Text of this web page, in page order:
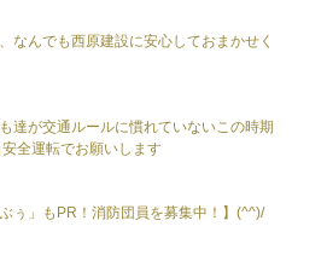
なんでも西原建設に安心しておまかせく
達が交通ルールに慣れていないこの時期
全運転でお願いします
ぅ」もPR！消防団員を募集中！】(^^)/